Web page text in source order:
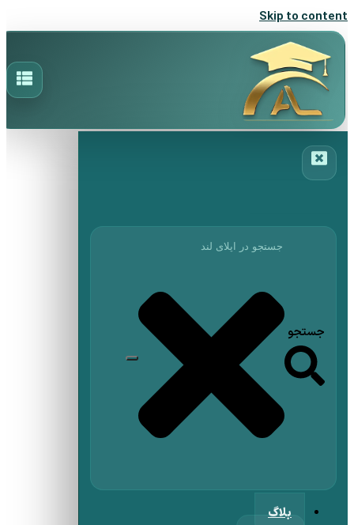
Skip to content
جستجو
بلاگ